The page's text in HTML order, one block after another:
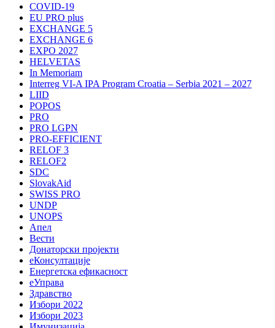
COVID-19
EU PRO plus
EXCHANGE 5
EXCHANGE 6
EXPO 2027
HELVETAS
In Memoriam
Interreg VI-A IPA Program Croatia – Serbia 2021 – 2027
LIID
POPOS
PRO
PRO LGPN
PRO-EFFICIENT
RELOF 3
RELOF2
SDC
SlovakAid
SWISS PRO
UNDP
UNOPS
Апел
Вести
Донаторски пројекти
еКонсултације
Енергетска ефикасност
еУправа
Здравство
Избори 2022
Избори 2023